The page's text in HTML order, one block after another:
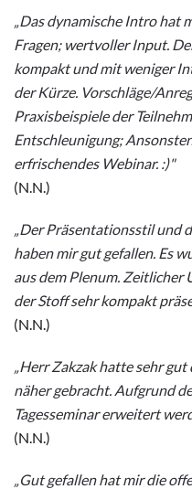
„Das dynamische Intro hat
Fragen; wertvoller Input.
kompakt und mit weniger
der Kürze. Vorschläge/
Praxisbeispiele der
Entschleunigung;
erfrischendes Webinar. :)"
(N.N.)
„Der Präsentationsstil und
haben mir gut gefallen. Es
aus dem Plenum. Zeitlicher
der Stoff sehr kompakt
(N.N.)
„Herr Zakzak hatte sehr
näher gebracht. Aufgrund
Tagesseminar erweitert
(N.N.)
„Gut gefallen hat mir die